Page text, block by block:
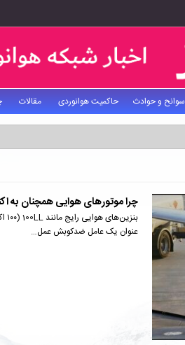
سوانح و حوادث حاکمیت هوانوردی مقالات
چرا موتورهای هوایی همچنان به
عنوان یک عامل ضدکوبش عمل…